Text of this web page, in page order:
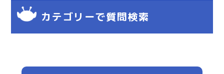
カテゴリーで質問検索